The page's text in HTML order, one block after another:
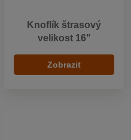
Knoflík štrasový
velikost 16"
Zobrazit